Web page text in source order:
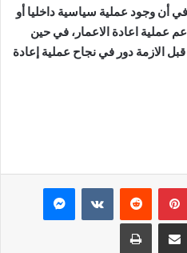
أن وجود عملية سياسية داخليا أو
عملية اعادة الاعمار، في حين
الازمة دور في نجاح عملية إعادة
بينتيريست ماسنجر
مشاركة عبر البريد طباعة